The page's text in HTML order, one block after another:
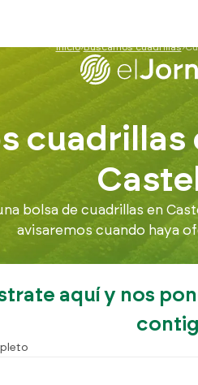
Inicio Buscamos cuadrillas
bolsa de cuadrillas en
avisaremos cuando haya
aquí y nos